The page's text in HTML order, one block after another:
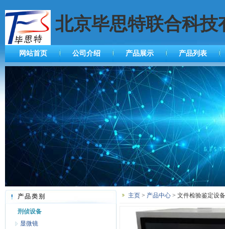
北京毕思特联合科技
网站首页 公司介绍 产品展示 产品列表
产品类别
刑侦设备
显微镜
主页 > 产品中心 > 文件检验鉴定设